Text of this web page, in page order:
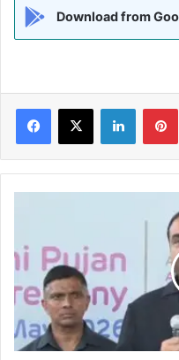
Download from
Facebook
X LinkedIn
सारण
में
150
रुपये
की